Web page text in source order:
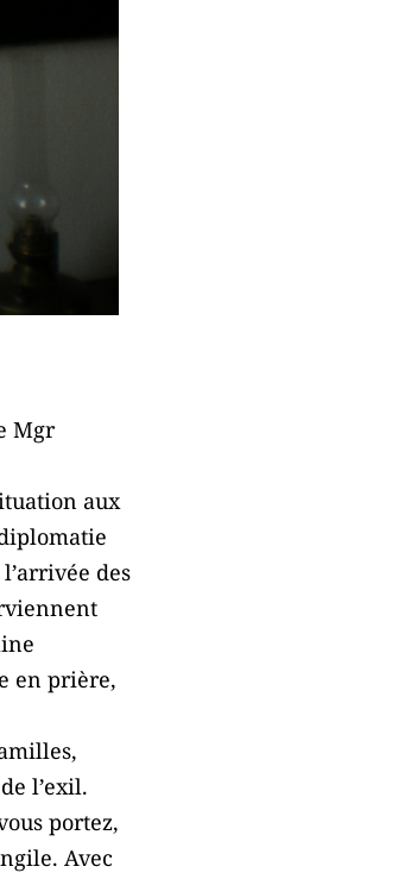
Mgr
aux
des
en prière,
l’exil.
portez,
Avec